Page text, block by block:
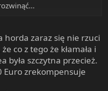
horda zaraz się nie rzuci
co z tego że kłamała i
była szczytna przecież.
Euro zrekompensuje